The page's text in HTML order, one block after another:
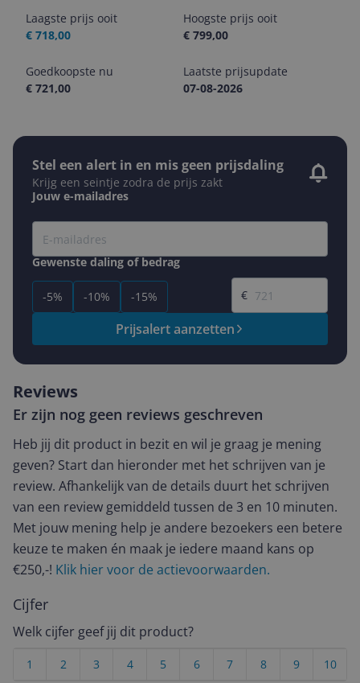
Laagste prijs ooit
€ 718,00
Hoogste prijs ooit
€ 799,00
Goedkoopste nu
€ 721,00
Laatste prijsupdate
07-08-2026
Stel een alert in en mis geen prijsdaling
Krijg een seintje zodra de prijs zakt
Jouw e-mailadres
Gewenste daling of bedrag
-5% -10% -15%
Gewenste prijs
€
Prijsalert aanzetten
Reviews
Er zijn nog geen reviews geschreven
Heb jij dit product in bezit en wil je graag je mening
geven? Start dan hieronder met het schrijven van je
review. Afhankelijk van de details duurt het schrijven
van een review gemiddeld tussen de 3 en 10 minuten.
Met jouw mening help je andere bezoekers een betere
keuze te maken én maak je iedere maand kans op
€250,-! Klik hier voor de actievoorwaarden.
Cijfer
Welk cijfer geef jij dit product?
10
9
8
7
6
5
4
3
2
1